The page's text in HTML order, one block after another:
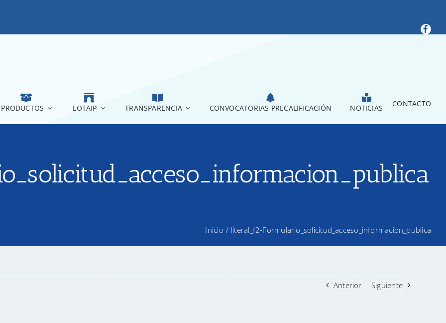
PRODUCTOS LOTAIP TRANSPARENCIA CONVOCATORIAS PRECALIFICACIÓN NOTICIAS CONTACTO
Inicio / literal_f2-Formulario_solicitud_acceso_informacion_publica
Anterior Siguiente